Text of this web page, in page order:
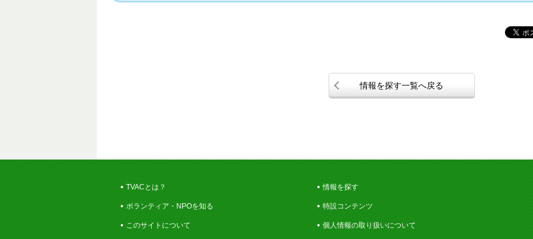
情報を探す一覧へ戻る
TVACとは？ 情報を探す
ボランティア・NPOを知る 特設コンテンツ
このサイトについて 個人情報の取り扱いについて